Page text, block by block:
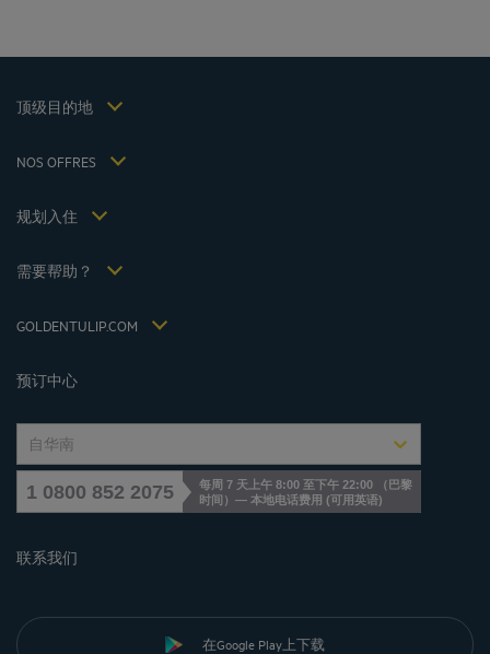
顶级目的地
上海酒店
Hôtels Saint-Malo
NOS OFFRES
逍遥游优惠（含早餐）
规划入住
会议和活动
需要帮助？
常见问答
GOLDENTULIP.COM
个人数据政策
Flavours Instant Benefit 通用使用条款和条件
Politiques de taxes 2023
税收政策 2021
Jin Jiang International
预订中心
自华南
1 0800 852 2075
每周 7 天上午 8:00 至下午 22:00 （巴黎
时间）— 本地电话费用 (可用英语)
联系我们
在Google Play上下载